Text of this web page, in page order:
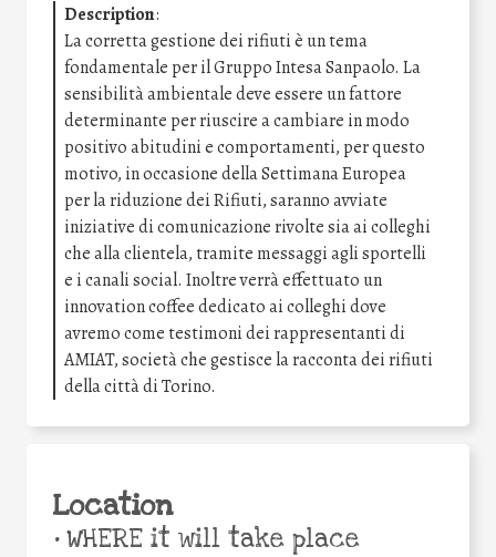
Description:
La corretta gestione dei rifiuti è un tema
fondamentale per il Gruppo Intesa Sanpaolo. La
sensibilità ambientale deve essere un fattore
determinante per riuscire a cambiare in modo
positivo abitudini e comportamenti, per questo
motivo, in occasione della Settimana Europea
per la riduzione dei Rifiuti, saranno avviate
iniziative di comunicazione rivolte sia ai colleghi
che alla clientela, tramite messaggi agli sportelli
e i canali social. Inoltre verrà effettuato un
innovation coffee dedicato ai colleghi dove
avremo come testimoni dei rappresentanti di
AMIAT, società che gestisce la racconta dei rifiuti
della città di Torino.
Location
•WHERE it will take place